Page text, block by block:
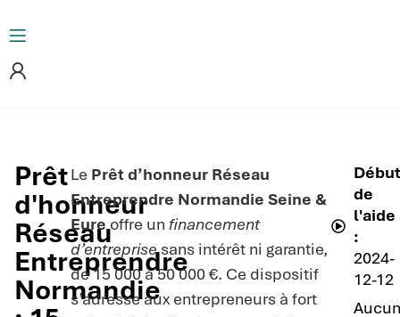
Prêt
d'honneur
Réseau
Entreprendre
Normandie
Le Prêt d’honneur Réseau
Entreprendre Normandie Seine &
Eureoffre un financement
d’entreprisesans intérêt ni garantie,
de 15 000 à 50 000 €. Ce dispositif
s’adresse aux entrepreneurs à fort
Début
de
l'aide
:
2024-
12-12